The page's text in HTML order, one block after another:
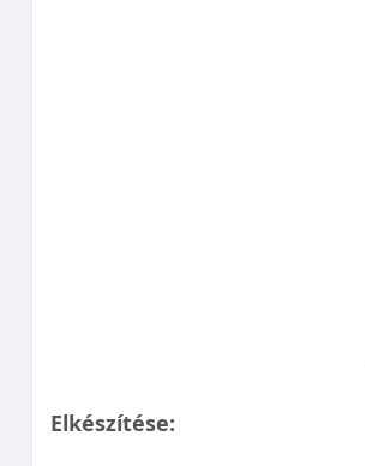
Elkészítése: